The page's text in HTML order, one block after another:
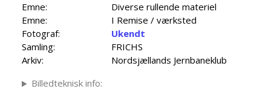
Emne:
Diverse rullende materiel
Emne:
I Remise / værksted
Fotograf:
Ukendt
Samling:
FRICHS
Arkiv:
Nordsjællands Jernbaneklub
Billedteknisk info: